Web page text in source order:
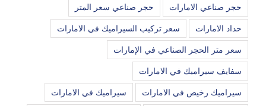
حجر صناعي الامارات حجر صناعي سعر المتر
حداد الامارات سعر تركيب السيراميك في الامارات
سعر متر الحجر الصناعي في الإمارات
سفايف سيراميك في الامارات
سيراميك رخيص في الامارات سيراميك في الامارات